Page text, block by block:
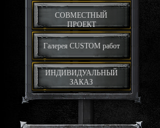
СОВМЕСТНЫЙ
ПРОЕКТ
Галерея CUSTOM работ
ИНДИВИДУАЛЬНЫЙ
ЗАКАЗ